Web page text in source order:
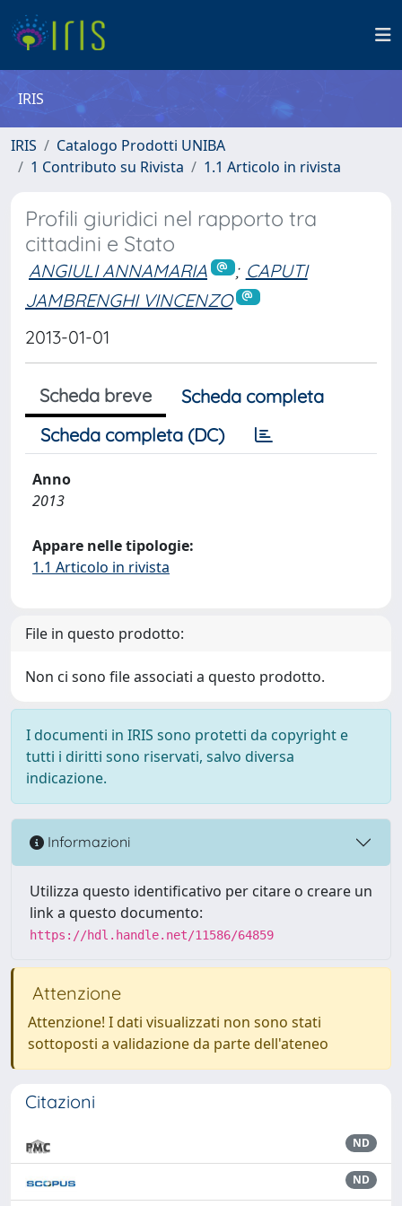
IRIS
IRIS
Catalogo Prodotti UNIBA
1 Contributo su Rivista
1.1 Articolo in rivista
Profili giuridici nel rapporto tra
cittadini e Stato
ANGIULI ANNAMARIA ; CAPUTI
JAMBRENGHI VINCENZO
2013-01-01
Scheda breve
Scheda completa
Scheda completa (DC)
Anno
2013
Appare nelle tipologie:
1.1 Articolo in rivista
File in questo prodotto:
Non ci sono file associati a questo prodotto.
I documenti in IRIS sono protetti da copyright e
tutti i diritti sono riservati, salvo diversa
indicazione.
Informazioni
Utilizza questo identificativo per citare o creare un
link a questo documento:
https://hdl.handle.net/11586/64859
Attenzione
Attenzione! I dati visualizzati non sono stati
sottoposti a validazione da parte dell'ateneo
Citazioni
ND
ND